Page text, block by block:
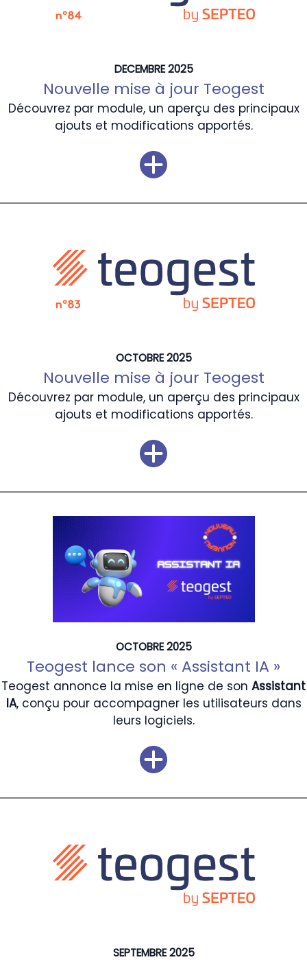
DECEMBRE 2025
Nouvelle mise à jour Teogest
Découvrez par module, un aperçu des principaux
ajouts et modifications apportés.
OCTOBRE 2025
Nouvelle mise à jour Teogest
Découvrez par module, un aperçu des principaux
ajouts et modifications apportés.
OCTOBRE 2025
Teogest lance son « Assistant IA »
Teogest annonce la mise en ligne de son Assistant
IA, conçu pour accompagner les utilisateurs dans
leurs logiciels.
SEPTEMBRE 2025